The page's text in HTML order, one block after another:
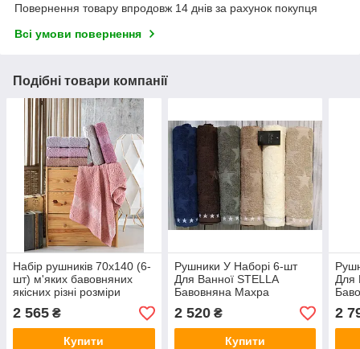
Повернення товару впродовж 14 днів за рахунок покупця
Всі умови повернення
Подібні товари компанії
Набір рушників 70x140 (6-
шт) м'яких бавовняних
якісних різні розміри
Gulcan Туреччина
2 565 ₴
Купити
Рушники У Наборі 6-шт
Для Ванної STELLA
Бавовняна Махра
Туреччина 70x140
2 520₴
Купити
Для
2